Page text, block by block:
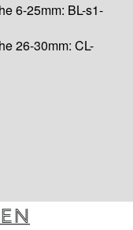
6-25mm: BL-s1-
26-30mm: CL-